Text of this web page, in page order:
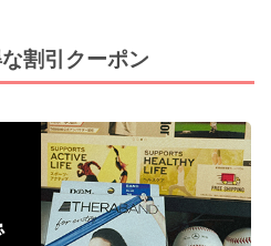
割引クーポン